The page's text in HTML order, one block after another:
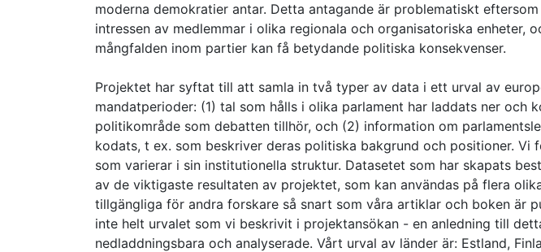
moderna demokratier antar. Detta antagande är problematiskt
intressen av medlemmar i olika regionala och organisatoriska enheter,
mångfalden inom partier kan få betydande politiska konsekvenser.
Projektet har syftat till att samla in två typer av data i ett urval av
mandatperioder: (1) tal som hålls i olika parlament har laddats ner och
politikområde som debatten tillhör, och (2) information om
kodats, t ex. som beskriver deras politiska bakgrund och positioner. Vi
som varierar i sin institutionella struktur. Datasetet som har skapats
av de viktigaste resultaten av projektet, som kan användas på flera
tillgängliga för andra forskare så snart som våra artiklar och boken är
inte helt urvalet som vi beskrivit i projektansökan - en anledning till
nedladdningsbara och analyserade. Vårt urval av länder är: Estland,